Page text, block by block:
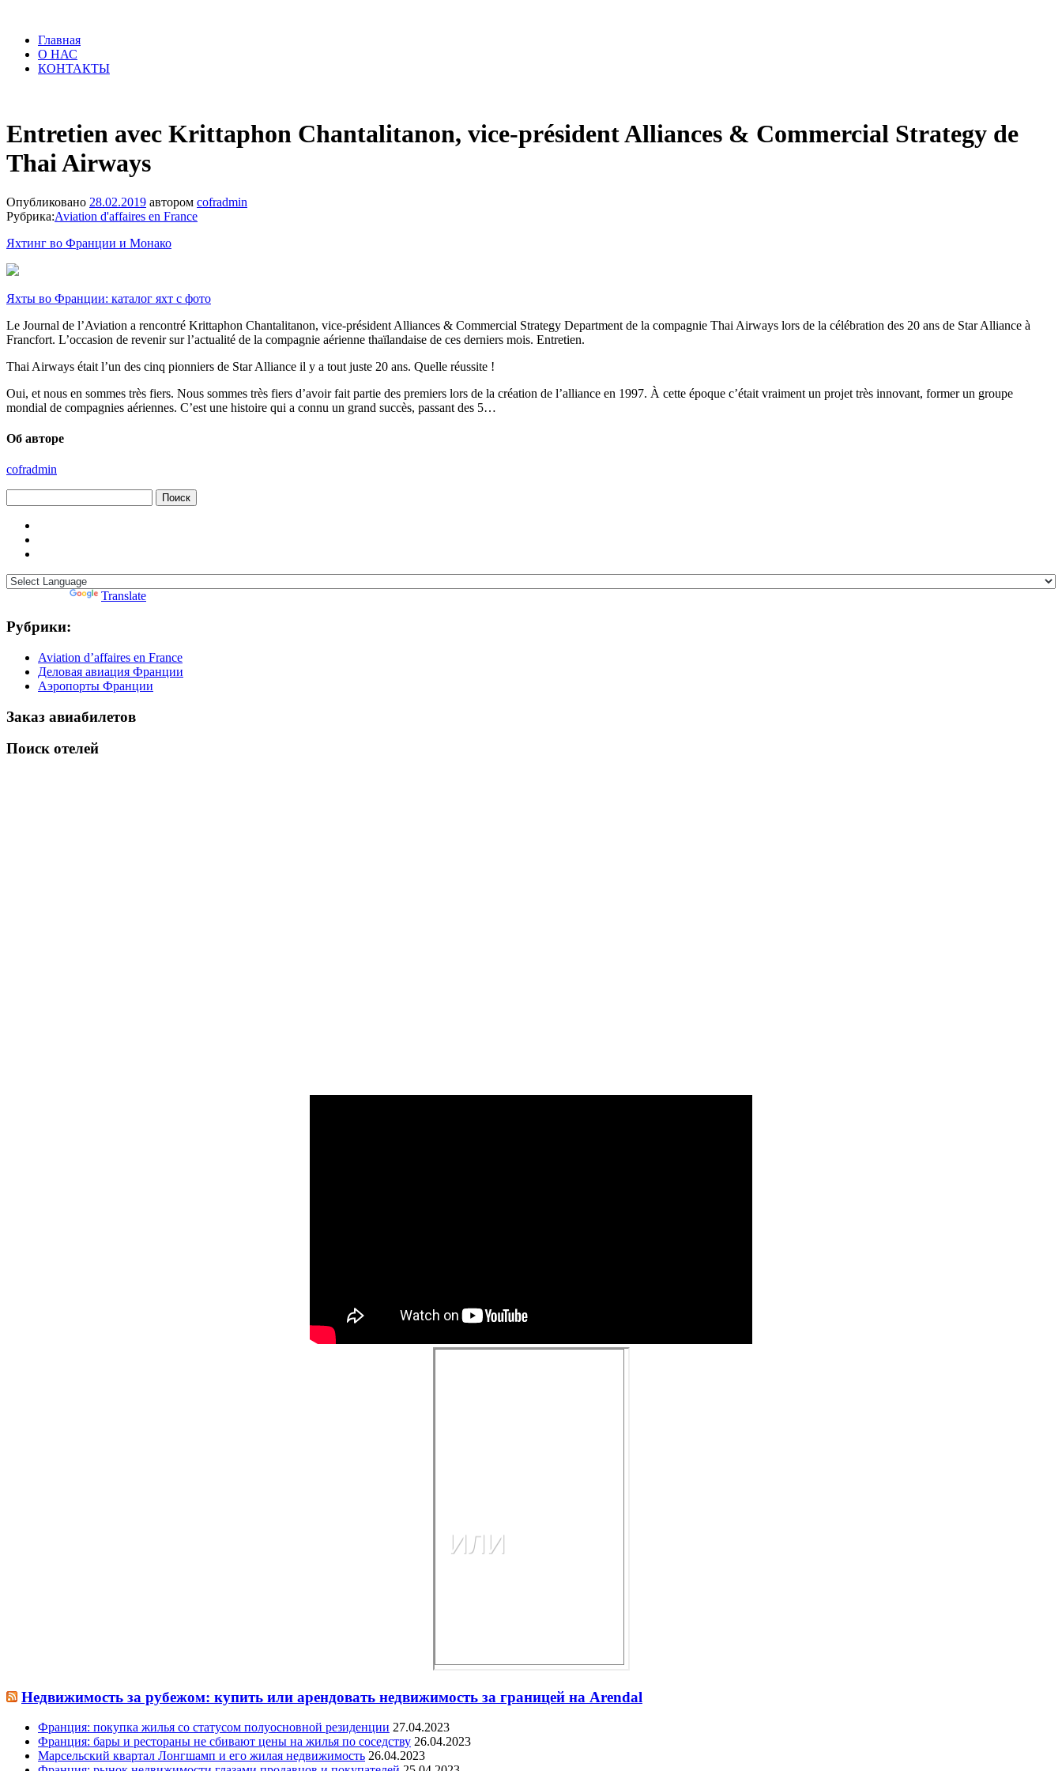
Главная
О НАС
КОНТАКТЫ
Entretien avec Krittaphon Chantalitanon, vice-président Alliances & Commercial Strategy de
Thai Airways
Опубликовано 28.02.2019 автором cofradmin
Рубрика:Aviation d'affaires en France
Яхтинг во Франции и Монако
Яхты во Франции: каталог яхт с фото
Le Journal de l’Aviation a rencontré Krittaphon Chantalitanon, vice-président Alliances & Commercial Strategy Department de la compagnie Thai Airways lors de la célébration des 20 ans de Star Alliance à
Francfort. L’occasion de revenir sur l’actualité de la compagnie aérienne thaïlandaise de ces derniers mois. Entretien.
Thai Airways était l’un des cinq pionniers de Star Alliance il y a tout juste 20 ans. Quelle réussite !
Oui, et nous en sommes très fiers. Nous sommes très fiers d’avoir fait partie des premiers lors de la création de l’alliance en 1997. À cette époque c’était vraiment un projet très innovant, former un groupe
mondial de compagnies aériennes. C’est une histoire qui a connu un grand succès, passant des 5…
Об авторе
cofradmin
Translate
Рубрики:
Aviation d’affaires en France
Деловая авиация Франции
Аэропорты Франции
Заказ авиабилетов
Поиск отелей
Недвижимость за рубежом: купить или арендовать недвижимость за границей на Arendal
Франция: покупка жилья со статусом полуосновной резиденции 27.04.2023
Франция: бары и рестораны не сбивают цены на жилья по соседству 26.04.2023
Марсельский квартал Лонгшамп и его жилая недвижимость 26.04.2023